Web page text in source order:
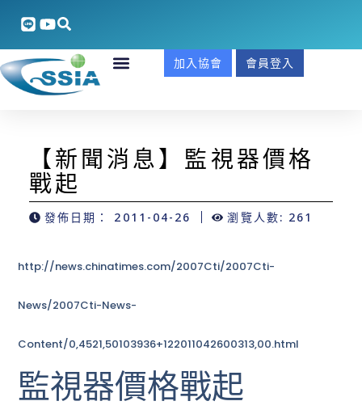
加入協會 會員登入
【新聞消息】監視器價格
戰起
發佈日期： 2011-04-26 瀏覽人數: 261
http://news.chinatimes.com/2007Cti/2007Cti-
News/2007Cti-News-
Content/0,4521,50103936+122011042600313,00.html
監視器價格戰起